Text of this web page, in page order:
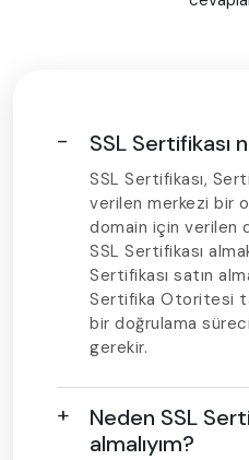
SSL Sertifikası
SSL Sertifikası,
verilen merkezi bir
domain için verilen
SSL Sertifikası
Sertifikası satın
Sertifika Otoritesi
bir doğrulama
gerekir.
Neden SSL
almalıyım?